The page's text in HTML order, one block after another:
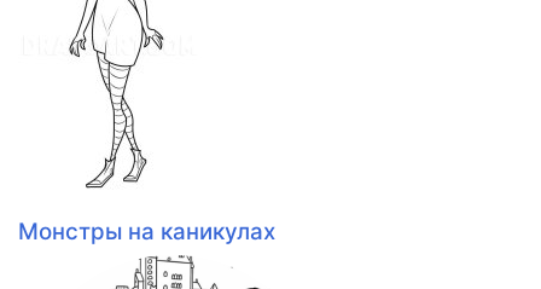
Монстры на каникулах